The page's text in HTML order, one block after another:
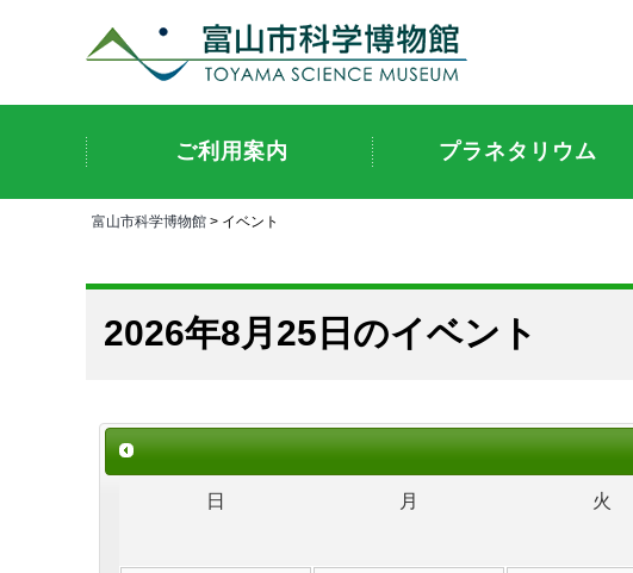
ご利用案内 プラネタリウム
富山市科学博物館 > イベント
2026年8月25日のイベント
日 月 火